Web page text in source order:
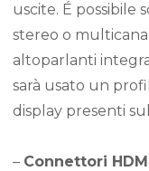
uscite. É possibile
stereo o
altoparlanti
sarà usato un
display presenti
– Connettori